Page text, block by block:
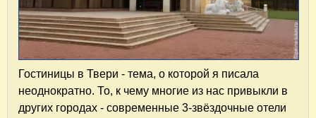
Гостиницы в Твери - тема, о которой я писала
неоднократно. То, к чему многие из нас привыкли в
других городах - современные 3-звёздочные отели